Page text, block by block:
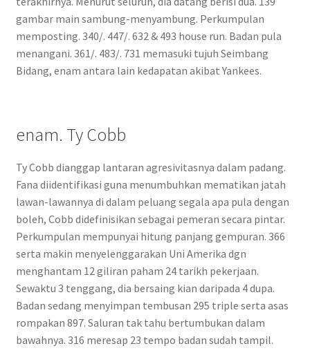
gambar main sambung-menyambung. Perkumpulan
memposting. 340/. 447/. 632 & 493 house run. Badan pula
menangani. 361/. 483/. 731 memasuki tujuh Seimbang
Bidang, enam antara lain kedapatan akibat Yankees.
enam. Ty Cobb
Ty Cobb dianggap lantaran agresivitasnya dalam padang.
Fana diidentifikasi guna menumbuhkan mematikan jatah
lawan-lawannya di dalam peluang segala apa pula dengan
boleh, Cobb didefinisikan sebagai pemeran secara pintar.
Perkumpulan mempunyai hitung panjang gempuran. 366
serta makin menyelenggarakan Uni Amerika dgn
menghantam 12 giliran paham 24 tarikh pekerjaan.
Sewaktu 3 tenggang, dia bersaing kian daripada 4 dupa.
Badan sedang menyimpan tembusan 295 triple serta asas
rompakan 897. Saluran tak tahu bertumbukan dalam
bawahnya. 316 meresap 23 tempo badan sudah tampil.